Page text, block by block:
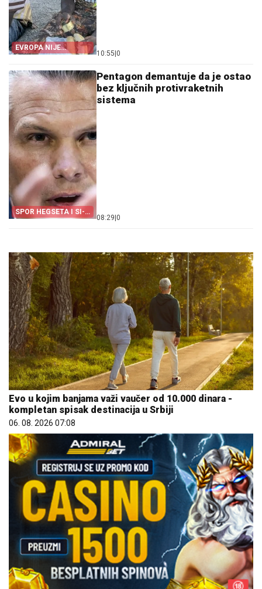
EVROPA NIJE
POMOGLA ŠPANIJI
10:55 0
SPOR HEGSETA I SI-
EN-ENA
Pentagon demantuje da je ostao
bez ključnih protivraketnih
sistema
08:29 0
Evo u kojim banjama važi vaučer od 10.000 dinara -
kompletan spisak destinacija u Srbiji
06. 08. 2026 07:08